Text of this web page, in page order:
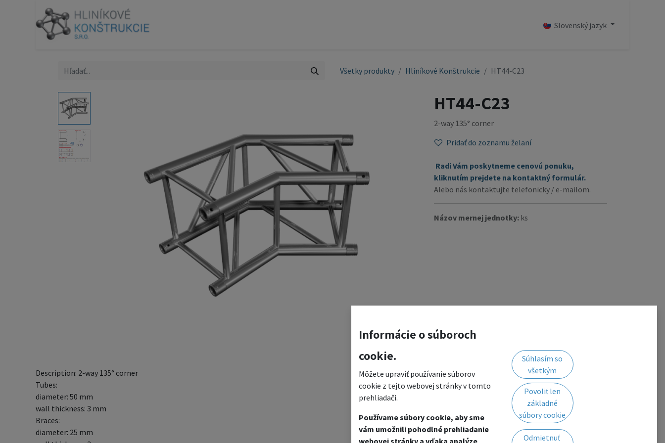
Slovenský jazyk
Všetky produkty Hliníkové Konštrukcie HT44-C23
HT44-C23
2-way 135° corner
Pridať do zoznamu želaní
Radi Vám poskytneme cenovú ponuku,
kliknutím prejdete na kontaktný formulár.
Alebo nás kontaktujte telefonicky / e-mailom.
Názov mernej jednotky: ks
Description: 2-way 135° corner
Tubes:
diameter: 50 mm
wall thickness: 3 mm
Braces:
diameter: 25 mm
Informácie o súboroch
cookie.
Môžete upraviť používanie súborov
cookie z tejto webovej stránky v tomto
prehliadači.
Používame súbory cookie, aby sme
vám umožnili pohodlné prehliadanie
webovej stránky a vďaka analýze
Súhlasím so
všetkým
Povoliť len
základné
súbory cookie
Odmietnuť